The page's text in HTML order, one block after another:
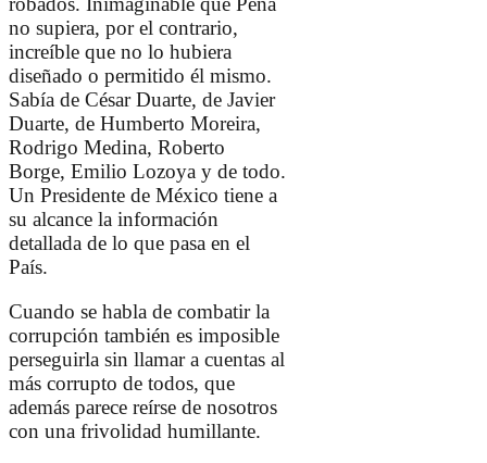
no supiera, por el contrario,
increíble que no lo hubiera
diseñado o permitido él mismo.
Sabía de César Duarte, de Javier
Duarte, de Humberto Moreira,
Rodrigo Medina, Roberto
Borge, Emilio Lozoya y de todo.
Un Presidente de México tiene a
su alcance la información
detallada de lo que pasa en el
País.
Cuando se habla de combatir la
corrupción también es imposible
perseguirla sin llamar a cuentas al
más corrupto de todos, que
además parece reírse de nosotros
con una frivolidad humillante.